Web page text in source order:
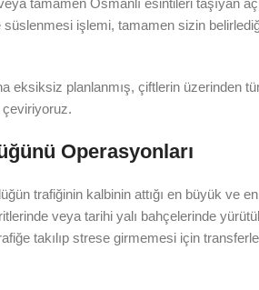
işlemi, tamamen sizin
eksiksiz planlanmış, çiftlerin üzerinden
çeviriyoruz.
Operasyonları
trafiğinin kalbinin attığı en büyük ve
veya tarihi yalı bahçelerinde
takılıp strese girmemesi için